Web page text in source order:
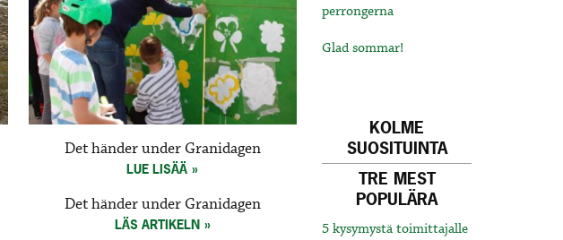
Det händer under Granidagen
LUE LISÄÄ
Det händer under Granidagen
LÄS ARTIKELN
perrongerna
Glad sommar!
KOLME
SUOSITUINTA
TRE MEST
POPULÄRA
5 kysymystä toimittajalle